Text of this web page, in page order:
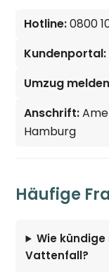
Hotline:0800
Kundenportal:
Umzug
Anschrift:
Hamburg
Häufige
Wie
Vattenfall?